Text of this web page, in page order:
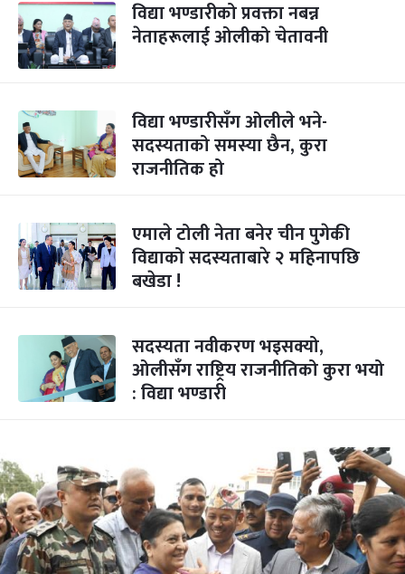
विद्या भण्डारीको प्रवक्ता नबन्न
नेताहरूलाई ओलीको चेतावनी
विद्या भण्डारीसँग ओलीले भने-
सदस्यताको समस्या छैन, कुरा
राजनीतिक हो
एमाले टोली नेता बनेर चीन पुगेकी
विद्याको सदस्यताबारे २ महिनापछि
बखेडा !
सदस्यता नवीकरण भइसक्यो,
ओलीसँग राष्ट्रिय राजनीतिको कुरा भयो
: विद्या भण्डारी